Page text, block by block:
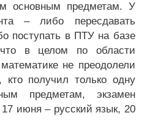
основным предметам. У
– либо пересдавать
поступать в ПТУ на базе
в целом по области
не преодолели
кто получил только одну
предметам, экзамен
июня – русский язык, 20